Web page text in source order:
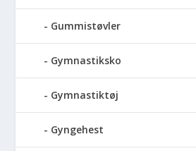
Gummistøvler
Gymnastiksko
Gymnastiktøj
Gyngehest